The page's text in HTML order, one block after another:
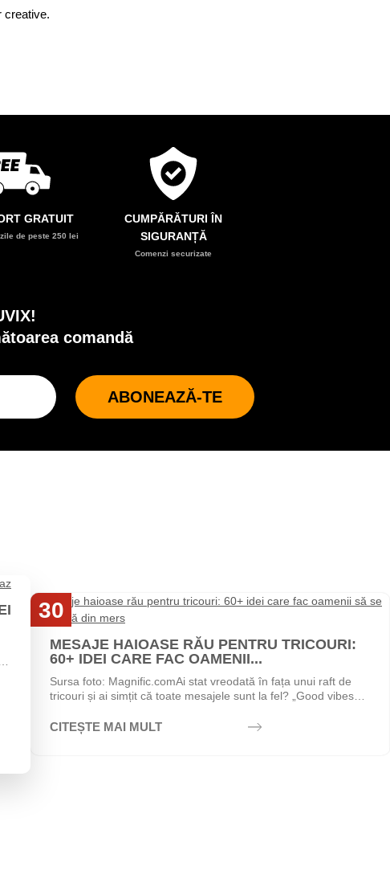
creative.
GRATUIT
de peste 250 lei
CUMPĂRĂTURI ÎN
SIGURANȚĂ
Comenzi securizate
comandă
ABONEAZĂ-TE
30
MESAJE HAIOASE RĂU PENTRU TRICOURI:
60+ IDEI CARE FAC OAMENII...
Sursa foto: Magnific.comAi stat vreodată în fața unui raft de
tricouri și ai simțit că toate mesajele sunt la fel? „Good vibes
CITEȘTE MAI MULT